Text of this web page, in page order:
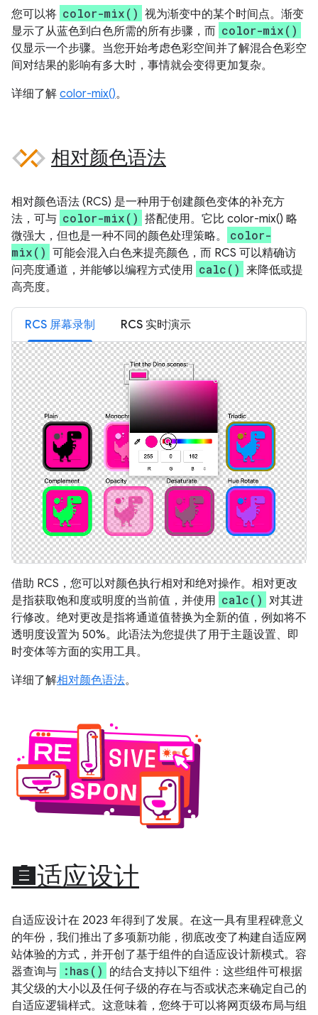
您可以将 color-mix() 视为渐变中的某个时间点。渐变
显示了从蓝色到白色所需的所有步骤，而 color-mix()
仅显示一个步骤。当您开始考虑色彩空间并了解混合色彩空
间对结果的影响有多大时，事情就会变得更加复杂。
详细了解 color-mix()。
相对颜色语法
相对颜色语法 (RCS) 是一种用于创建颜色变体的补充方
法，可与 color-mix() 搭配使用。它比 color-mix() 略
微强大，但也是一种不同的颜色处理策略。
color-
mix() 可能会混入白色来提亮颜色，而 RCS 可以精确访
问亮度通道，并能够以编程方式使用 calc() 来降低或提
高亮度。
RCS 屏幕录制 RCS 实时演示
借助 RCS，您可以对颜色执行相对和绝对操作。相对更改
是指获取饱和度或明度的当前值，并使用 calc() 对其进
行修改。绝对更改是指将通道值替换为全新的值，例如将不
透明度设置为 50%。此语法为您提供了用于主题设置、即
时变体等方面的实用工具。
详细了解相对颜色语法。
自适应设计
自适应设计在 2023 年得到了发展。在这一具有里程碑意义
的年份，我们推出了多项新功能，彻底改变了构建自适应网
站体验的方式，并开创了基于组件的自适应设计新模式。容
器查询与 :has() 的结合支持以下组件：这些组件可根据
其父级的大小以及任何子级的存在与否或状态来确定自己的
自适应逻辑样式。这意味着，您终于可以将网页级布局与组